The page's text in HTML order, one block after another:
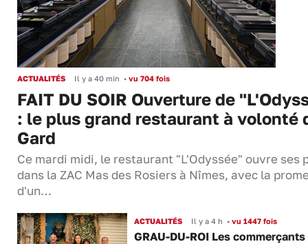
ACTUALITÉS Il y a 40 min • vu 704 fois
FAIT DU SOIR Ouverture de
: le plus grand restaurant à volonté
Gard
Ce mardi midi, le restaurant "L'Odyssée" ouvre ses
dans la ZAC Mas des Rosiers à Nîmes, avec la
d'un…
ACTUALITÉS Il y a 4 h •vu 1447 fois
GRAU-DU-ROI Les commerçants